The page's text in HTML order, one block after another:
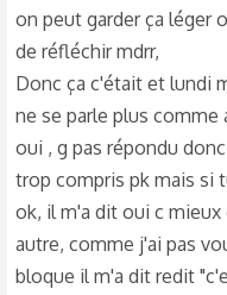
on peut garder ça léger
de réfléchir mdrr,
Donc ça c'était et lundi
ne se parle plus comme
oui , g pas répondu
trop compris pk mais si
ok, il m'a dit oui c
autre, comme j'ai pas
bloque il m'a dit redit